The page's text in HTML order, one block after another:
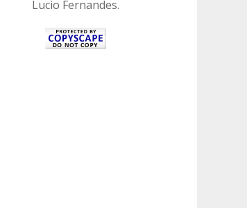
Lucio Fernandes.